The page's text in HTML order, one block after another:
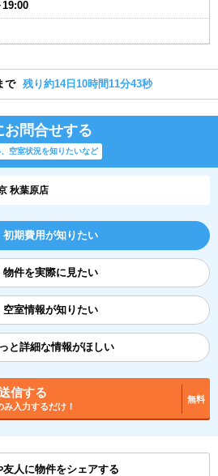
19:00
で 残り約14日10時間11分42秒
お問合せする
空室状況を知りたいなど
秋葉原店
初期費用が知りたい
物件を実際に見たい
空室情報が知りたい
と詳細な情報がほしい
信する
み入力するだけ！
無料
友人に物件をシェアする